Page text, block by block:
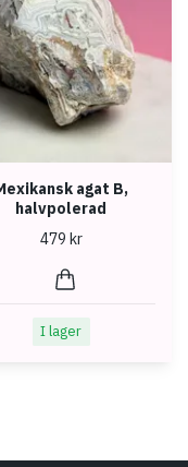
agat B,
halvpolerad
479 kr
I lager